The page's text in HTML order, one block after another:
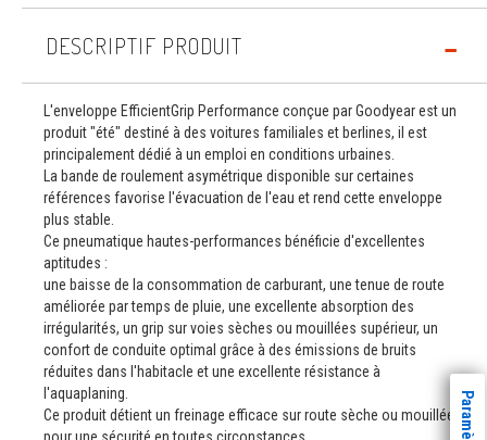
DESCRIPTIF PRODUIT
L'enveloppe EfficientGrip Performance conçue par Goodyear est un
produit "été" destiné à des voitures familiales et berlines, il est
principalement dédié à un emploi en conditions urbaines.
La bande de roulement asymétrique disponible sur certaines
références favorise l'évacuation de l'eau et rend cette enveloppe
plus stable.
Ce pneumatique hautes-performances bénéficie d'excellentes
aptitudes :
une baisse de la consommation de carburant, une tenue de route
améliorée par temps de pluie, une excellente absorption des
irrégularités, un grip sur voies sèches ou mouillées supérieur, un
confort de conduite optimal grâce à des émissions de bruits
réduites dans l'habitacle et une excellente résistance à
l'aquaplaning.
Ce produit détient un freinage efficace sur route sèche ou mouillée